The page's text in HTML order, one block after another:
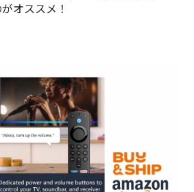
オススメ！